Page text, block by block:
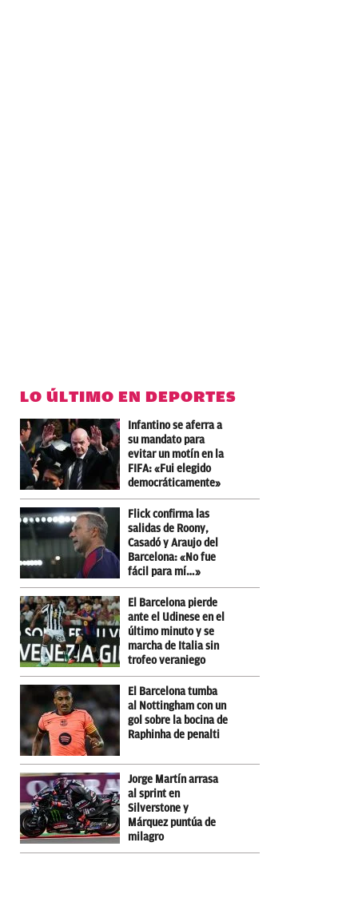
LO ÚLTIMO EN DEPORTES
Infantino se aferra a
su mandato para
evitar un motín en la
FIFA: «Fui elegido
democráticamente»
Flick confirma las
salidas de Roony,
Casadó y Araujo del
Barcelona: «No fue
fácil para mí…»
El Barcelona pierde
ante el Udinese en el
último minuto y se
marcha de Italia sin
trofeo veraniego
El Barcelona tumba
al Nottingham con un
gol sobre la bocina de
Raphinha de penalti
Jorge Martín arrasa
al sprint en
Silverstone y
Márquez puntúa de
milagro